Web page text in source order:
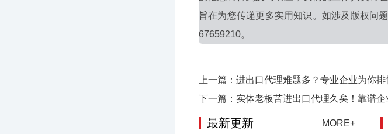
旨在为您传递更多实用知识。如涉及版权问
67659210。
上一篇：进出口代理难题多？专业企业为你排
下一篇：实体老板苦进出口代理久矣！靠谱
最新更新 MORE+